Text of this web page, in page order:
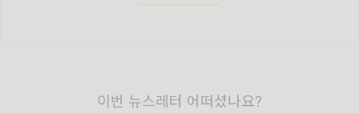
이번 뉴스레터 어떠셨나요?